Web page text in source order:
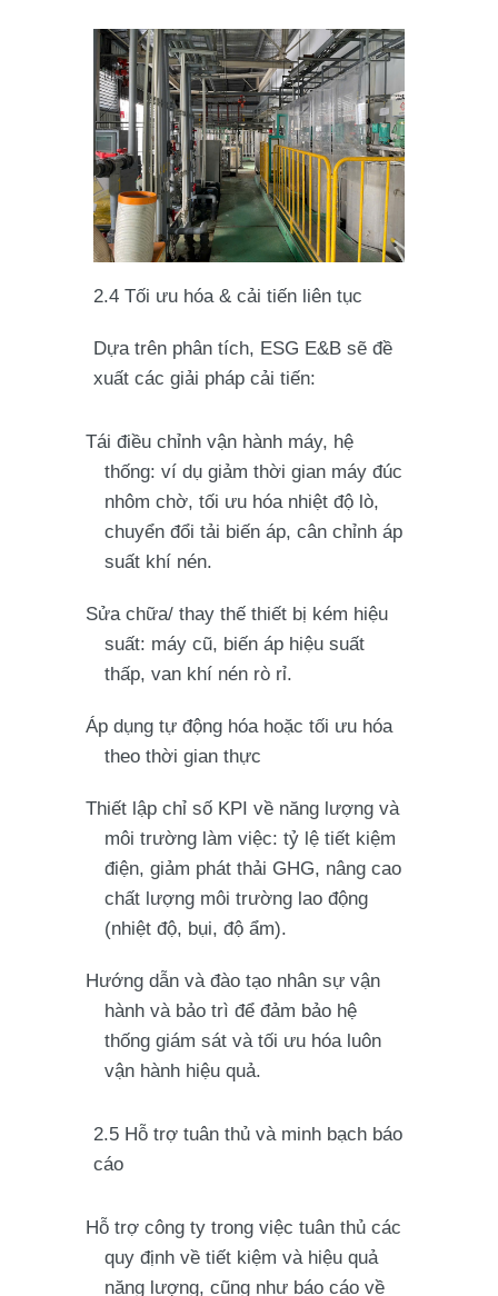
2.4 Tối ưu hóa & cải tiến liên tục
Dựa trên phân tích, ESG E&B sẽ đề
xuất các giải pháp cải tiến:
Tái điều chỉnh vận hành máy, hệ
thống: ví dụ giảm thời gian máy đúc
nhôm chờ, tối ưu hóa nhiệt độ lò,
chuyển đổi tải biến áp, cân chỉnh áp
suất khí nén.
Sửa chữa/ thay thế thiết bị kém hiệu
suất: máy cũ, biến áp hiệu suất
thấp, van khí nén rò rỉ.
Áp dụng tự động hóa hoặc tối ưu hóa
theo thời gian thực
Thiết lập chỉ số KPI về năng lượng và
môi trường làm việc: tỷ lệ tiết kiệm
điện, giảm phát thải GHG, nâng cao
chất lượng môi trường lao động
(nhiệt độ, bụi, độ ẩm).
Hướng dẫn và đào tạo nhân sự vận
hành và bảo trì để đảm bảo hệ
thống giám sát và tối ưu hóa luôn
vận hành hiệu quả.
2.5 Hỗ trợ tuân thủ và minh bạch báo
cáo
Hỗ trợ công ty trong việc tuân thủ các
quy định về tiết kiệm và hiệu quả
năng lượng, cũng như báo cáo về